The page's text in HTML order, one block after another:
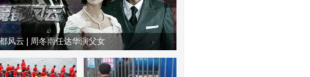
有乔木 | “科创CP”渐入佳境